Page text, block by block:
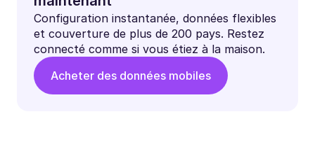
Configuration instantanée, données flexibles
et couverture de plus de 200 pays. Restez
connecté comme si vous étiez à la maison.
Acheter des données mobiles